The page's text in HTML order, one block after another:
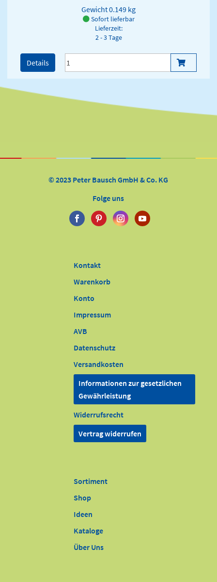
Gewicht0.149 kg
Sofort lieferbar
Lieferzeit:
2 - 3 Tage
Details
© 2023 Peter Bausch GmbH & Co. KG
Folge uns
Kontakt
Warenkorb
Konto
Impressum
AVB
Datenschutz
Versandkosten
Informationen zur gesetzlichen
Gewährleistung
Widerrufsrecht
Vertrag widerrufen
Sortiment
Shop
Ideen
Kataloge
Über Uns